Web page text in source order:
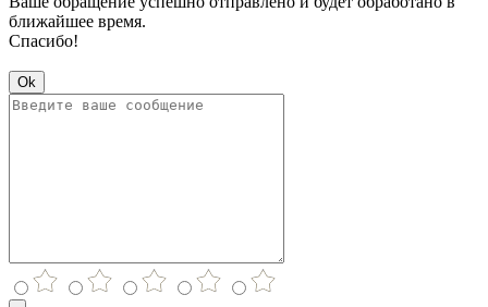
ближайшее время.
Спасибо!
Ok